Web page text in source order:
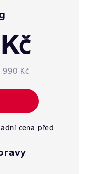
990 Kč
cena před